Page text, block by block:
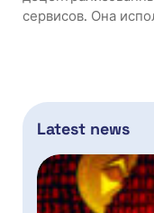
сервисов. Она
Latest news